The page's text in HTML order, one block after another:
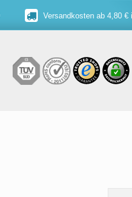
Versandkosten ab 4,80 €